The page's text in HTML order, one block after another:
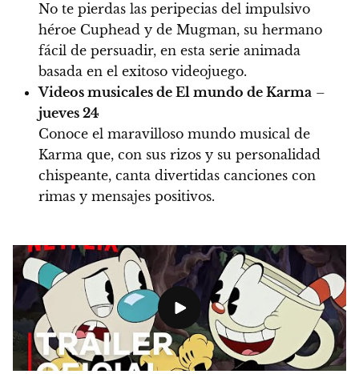
No te pierdas las peripecias del impulsivo
héroe Cuphead y de Mugman, su hermano
fácil de persuadir, en esta serie animada
basada en el exitoso videojuego.
Videos musicales de El mundo de Karma –
jueves 24
Conoce el maravilloso mundo musical de
Karma que, con sus rizos y su personalidad
chispeante, canta divertidas canciones con
rimas y mensajes positivos.